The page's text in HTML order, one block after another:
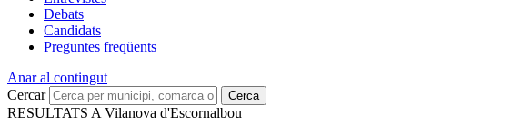
Debats
Candidats
Preguntes freqüents
Anar al contingut
Cercar
Cerca
RESULTATS A Vilanova d'Escornalbou